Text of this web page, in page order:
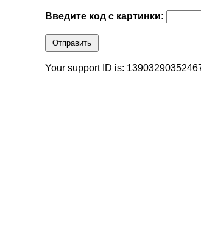
Введите код с картинки:
Отправить
Your support ID is: